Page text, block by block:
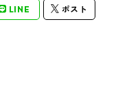
LINE ポスト